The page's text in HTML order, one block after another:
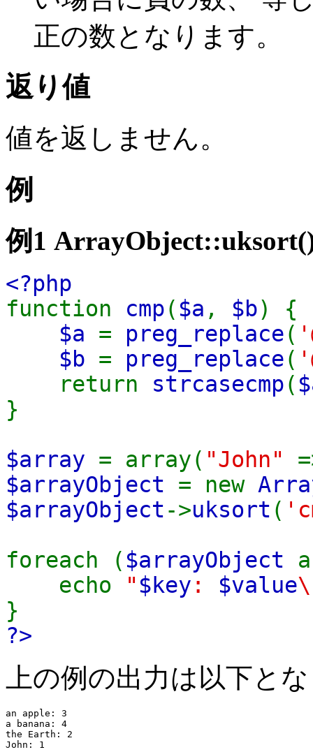
正の数となります。
返り値
値を返しません。
例
例1
<?php
function cmp( $a , $b) {
$a = preg_replace(
$b = preg_replace(
return strcasecmp(
}
$array = array( "John"
$arrayObject = new
$arrayObject->uksort (
foreach ( $arrayObject
echo
" $key : $value
}
?>
上の例の出力は以下と
an apple: 3
a banana: 4
the Earth: 2